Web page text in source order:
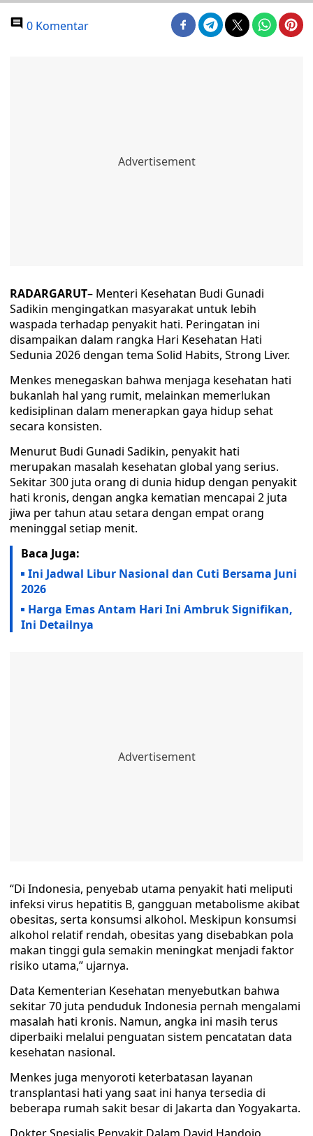
0 Komentar
RADARGARUT– Menteri Kesehatan Budi Gunadi
Sadikin mengingatkan masyarakat untuk lebih
waspada terhadap penyakit hati. Peringatan ini
disampaikan dalam rangka Hari Kesehatan Hati
Sedunia 2026 dengan tema Solid Habits, Strong Liver.
Menkes menegaskan bahwa menjaga kesehatan hati
bukanlah hal yang rumit, melainkan memerlukan
kedisiplinan dalam menerapkan gaya hidup sehat
secara konsisten.
Menurut Budi Gunadi Sadikin, penyakit hati
merupakan masalah kesehatan global yang serius.
Sekitar 300 juta orang di dunia hidup dengan penyakit
hati kronis, dengan angka kematian mencapai 2 juta
jiwa per tahun atau setara dengan empat orang
meninggal setiap menit.
Baca Juga:
Ini Jadwal Libur Nasional dan Cuti Bersama Juni
2026
Harga Emas Antam Hari Ini Ambruk Signifikan,
Ini Detailnya
“Di Indonesia, penyebab utama penyakit hati meliputi
infeksi virus hepatitis B, gangguan metabolisme akibat
obesitas, serta konsumsi alkohol. Meskipun konsumsi
alkohol relatif rendah, obesitas yang disebabkan pola
makan tinggi gula semakin meningkat menjadi faktor
risiko utama,” ujarnya.
Data Kementerian Kesehatan menyebutkan bahwa
sekitar 70 juta penduduk Indonesia pernah mengalami
masalah hati kronis. Namun, angka ini masih terus
diperbaiki melalui penguatan sistem pencatatan data
kesehatan nasional.
Menkes juga menyoroti keterbatasan layanan
transplantasi hati yang saat ini hanya tersedia di
beberapa rumah sakit besar di Jakarta dan Yogyakarta.